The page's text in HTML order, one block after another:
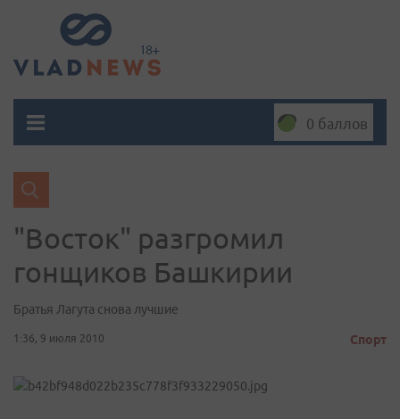
0 баллов
"Восток" разгромил
гонщиков Башкирии
Братья Лагута снова лучшие
1:36, 9 июля 2010 Спорт